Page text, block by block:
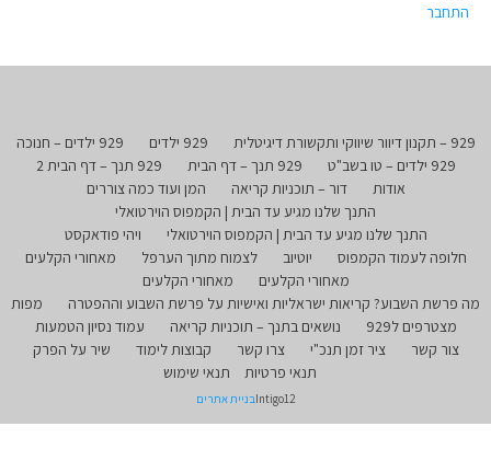
התחבר
929 – תקנון דיוור שיווקי ותקשורת דיגיטלית 929 ילדים
929 ילדים – חנוכה
929 ילדים – טו בשב"ט
929 תנך – דף הבית
929 תנך – דף הבית 2
אודות
דור – תוכניות קריאה
המן ועוד כמה צוררים
התנך שלנו מגיע עד הבית | הקמפוס הוירטואלי
התנך שלנו מגיע עד הבית | הקמפוס הוירטואלי
ויהי פודאקסט
חלופה לעמוד הקמפוס
יוטיוב לצמוח מתוך הערפל
מאחורי הקלעים
מאחורי הקלעים
מאחורי הקלעים
מה פרשת השבוע? קריאות ישראליות ואישיות על פרשת השבוע וההפטרה
מפות
מצטרפים ל929
נושאים בתנך – תוכניות קריאה
עמוד נסיון הטמעות
צור קשר
ציר זמן תנכ"י צרו קשר קבוצות לימוד
שיר על הפרק
תנאי פרטיות
תנאי שימוש
Intigo12בניית אתרים